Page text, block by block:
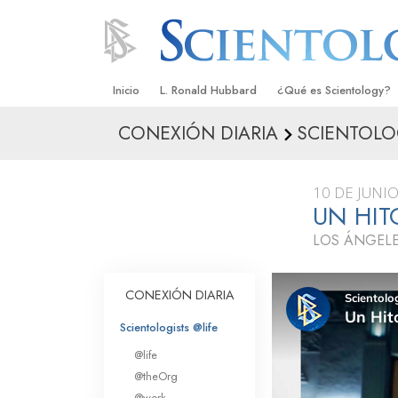
Inicio L. Ronald Hubbard ¿Qué es Scientology?
Creencias y Prácticas
Qué dicen los
Scientology
Conoce a un
Dentro de una Iglesia
Los Principios
Una Introducción a
CONEXIÓN DIARIA
10 DE
UN
LOS
CONEXIÓN DIARIA
Scientologists @life
@life
@theOrg